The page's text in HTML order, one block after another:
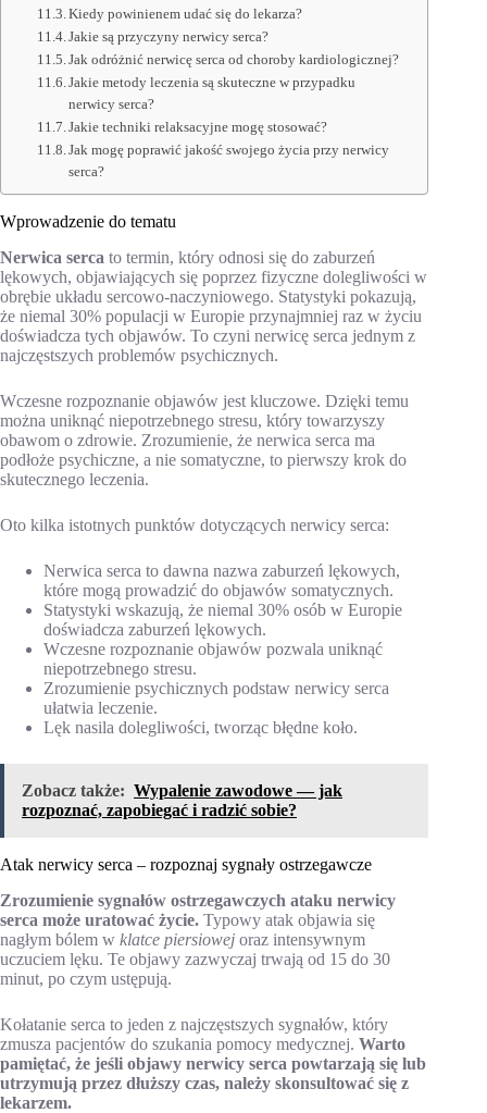
Kiedy powinienem udać się do lekarza?
Jakie są przyczyny nerwicy serca?
Jak odróżnić nerwicę serca od choroby kardiologicznej?
Jakie metody leczenia są skuteczne w przypadku
nerwicy serca?
Jakie techniki relaksacyjne mogę stosować?
Jak mogę poprawić jakość swojego życia przy nerwicy
serca?
Wprowadzenie do tematu
Nerwica serca to termin, który odnosi się do zaburzeń
lękowych, objawiających się poprzez fizyczne dolegliwości w
obrębie układu sercowo-naczyniowego. Statystyki pokazują,
że niemal 30% populacji w Europie przynajmniej raz w życiu
doświadcza tych objawów. To czyni nerwicę serca jednym z
najczęstszych problemów psychicznych.
Wczesne rozpoznanie objawów jest kluczowe. Dzięki temu
można uniknąć niepotrzebnego stresu, który towarzyszy
obawom o zdrowie. Zrozumienie, że nerwica serca ma
podłoże psychiczne, a nie somatyczne, to pierwszy krok do
skutecznego leczenia.
Oto kilka istotnych punktów dotyczących nerwicy serca:
Nerwica serca to dawna nazwa zaburzeń lękowych,
które mogą prowadzić do objawów somatycznych.
Statystyki wskazują, że niemal 30% osób w Europie
doświadcza zaburzeń lękowych.
Wczesne rozpoznanie objawów pozwala uniknąć
niepotrzebnego stresu.
Zrozumienie psychicznych podstaw nerwicy serca
ułatwia leczenie.
Lęk nasila dolegliwości, tworząc błędne koło.
Zobacz także: Wypalenie zawodowe — jak
rozpoznać, zapobiegać i radzić sobie?
Atak nerwicy serca – rozpoznaj sygnały ostrzegawcze
Zrozumienie sygnałów ostrzegawczych ataku nerwicy
serca może uratować życie. Typowy atak objawia się
nagłym bólem w klatce piersiowej oraz intensywnym
uczuciem lęku. Te objawy zazwyczaj trwają od 15 do 30
minut, po czym ustępują.
Kołatanie serca to jeden z najczęstszych sygnałów, który
zmusza pacjentów do szukania pomocy medycznej. Warto
pamiętać, że jeśli objawy nerwicy serca powtarzają się lub
utrzymują przez dłuższy czas, należy skonsultować się z
lekarzem.